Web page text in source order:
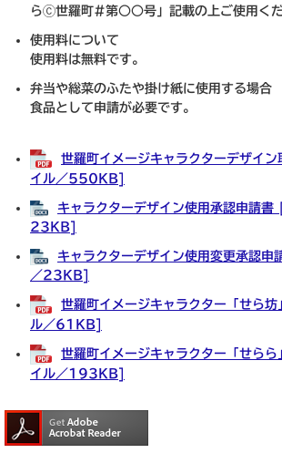
らⓒ世羅町#第○○号」記載の上ご使用くだ
使用料について
使用料は無料です。
弁当や総菜のふたや掛け紙に使用する場合
食品として申請が必要です。
世羅町イメージキャラクターデザイ
イル／550KB]
キャラクターデザイン使用承認申請
23KB]
キャラクターデザイン使用変更承認
／23KB]
世羅町イメージキャラクター「せら
ル／61KB]
世羅町イメージキャラクター「せら
イル／193KB]